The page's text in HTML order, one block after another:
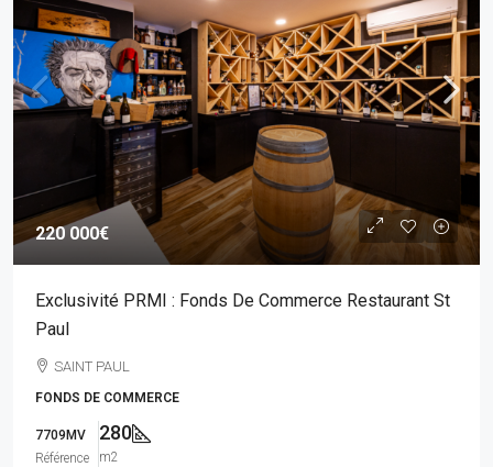
220 000€
Exclusivité PRMI : Fonds De Commerce Restaurant St
Paul
SAINT PAUL
FONDS DE COMMERCE
7709MV
Référence
280
m2